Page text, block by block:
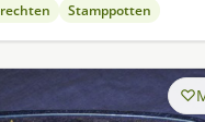
Stamppotten